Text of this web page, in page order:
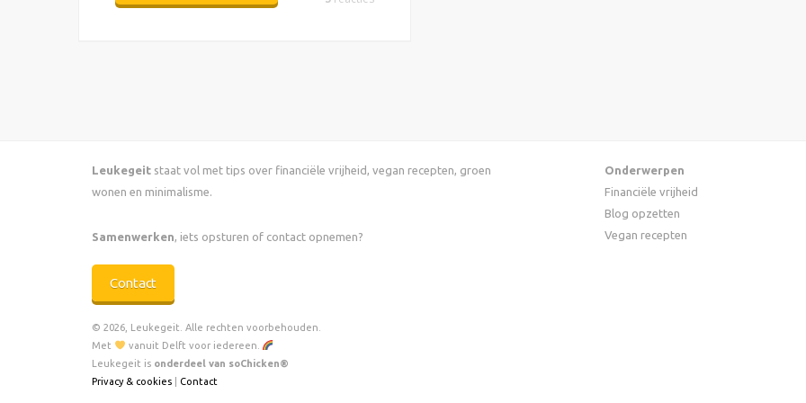
Leukegeit staat vol met tips over financiële vrijheid, vegan recepten, groen
wonen en minimalisme.
Samenwerken, iets opsturen of contact opnemen?
Contact
Onderwerpen
Financiële vrijheid
Blog opzetten
Vegan recepten
© 2026, Leukegeit. Alle rechten voorbehouden.
Met
vanuit Delft voor iedereen.
Leukegeit is onderdeel van soChicken®
Privacy & cookies
Contact